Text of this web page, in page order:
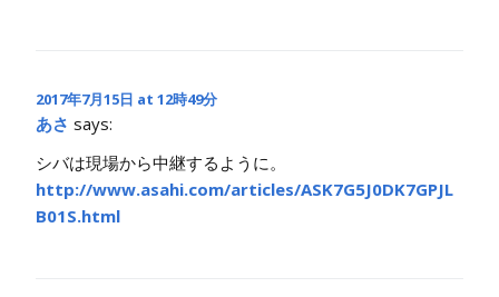
2017年7月15日 at 12時49分
あさ says:
シバは現場から中継するように。
http://www.asahi.com/articles/ASK7G5J0DK7GPJL
B01S.html